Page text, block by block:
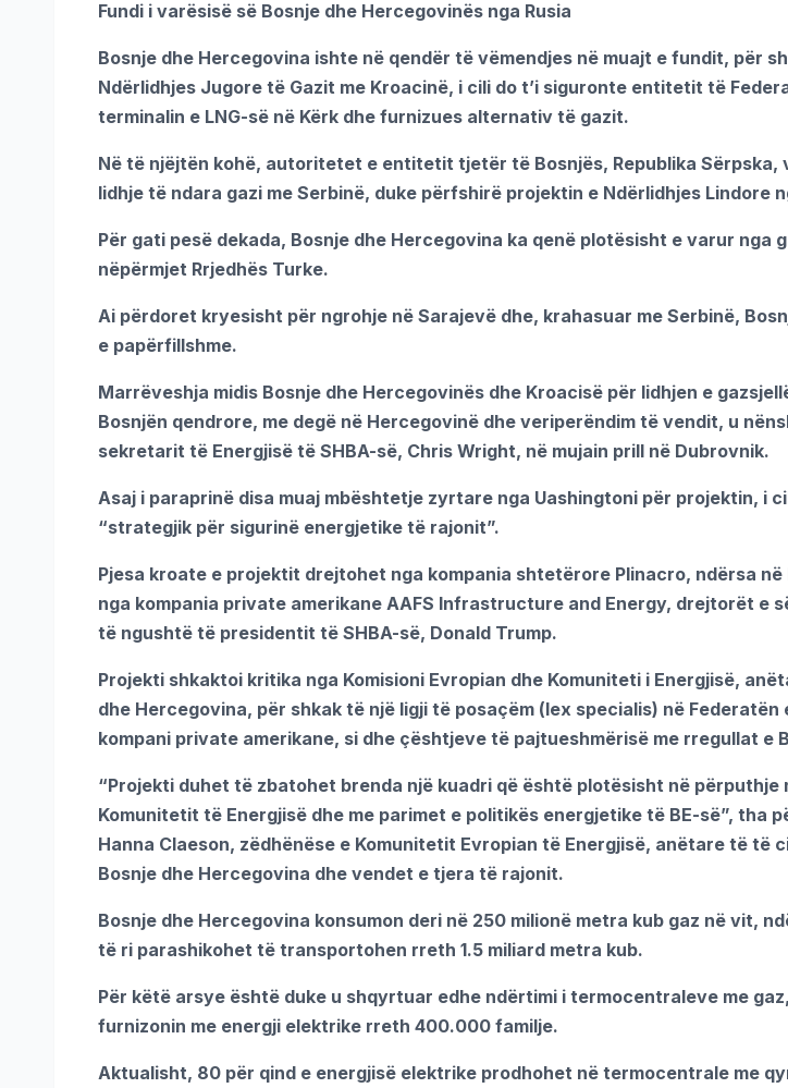
Fundi i varësisë së Bosnje dhe Hercegovinës nga Rusia
Bosnje dhe Hercegovina ishte në qendër të vëmendjes në muajt e fundit, për
Ndërlidhjes Jugore të Gazit me Kroacinë, i cili do t’i siguronte entitetit të
terminalin e LNG-së në Kërk dhe furnizues alternativ të gazit.
Në të njëjtën kohë, autoritetet e entitetit tjetër të Bosnjës, Republika Sërpska,
lidhje të ndara gazi me Serbinë, duke përfshirë projektin e Ndërlidhjes Lindore
Për gati pesë dekada, Bosnje dhe Hercegovina ka qenë plotësisht e varur nga
nëpërmjet Rrjedhës Turke.
Ai përdoret kryesisht për ngrohje në Sarajevë dhe, krahasuar me Serbinë,
e papërfillshme.
Marrëveshja midis Bosnje dhe Hercegovinës dhe Kroacisë për lidhjen e
Bosnjën qendrore, me degë në Hercegovinë dhe veriperëndim të vendit, u
sekretarit të Energjisë të SHBA-së, Chris Wright, në mujain prill në Dubrovnik.
Asaj i paraprinë disa muaj mbështetje zyrtare nga Uashingtoni për projektin, i
“strategjik për sigurinë energjetike të rajonit”.
Pjesa kroate e projektit drejtohet nga kompania shtetërore Plinacro, ndërsa
nga kompania private amerikane AAFS Infrastructure and Energy, drejtorët e
të ngushtë të presidentit të SHBA-së, Donald Trump.
Projekti shkaktoi kritika nga Komisioni Evropian dhe Komuniteti i Energjisë,
dhe Hercegovina, për shkak të një ligji të posaçëm (lex specialis) në Federatën
kompani private amerikane, si dhe çështjeve të pajtueshmërisë me rregullat e
“Projekti duhet të zbatohet brenda një kuadri që është plotësisht në përputhje
Komunitetit të Energjisë dhe me parimet e politikës energjetike të BE-së”, tha
Hanna Claeson, zëdhënëse e Komunitetit Evropian të Energjisë, anëtare të të
Bosnje dhe Hercegovina dhe vendet e tjera të rajonit.
Bosnje dhe Hercegovina konsumon deri në 250 milionë metra kub gaz në vit,
të ri parashikohet të transportohen rreth 1.5 miliard metra kub.
Për këtë arsye është duke u shqyrtuar edhe ndërtimi i termocentraleve me
furnizonin me energji elektrike rreth 400.000 familje.
Aktualisht, 80 për qind e energjisë elektrike prodhohet në termocentrale me